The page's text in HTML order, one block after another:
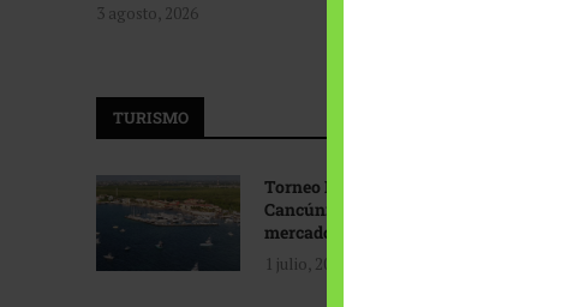
3 agosto, 2026
TURISMO
Torneo Internacional de Pesca
Cancún: Navegando hacia nuevos
mercados
1 julio, 2026